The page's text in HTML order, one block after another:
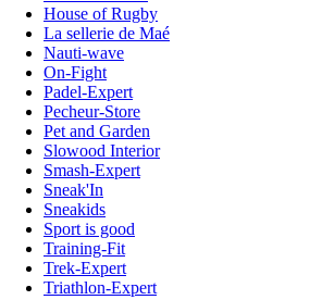
House of Rugby
La sellerie de Maé
Nauti-wave
On-Fight
Padel-Expert
Pecheur-Store
Pet and Garden
Slowood Interior
Smash-Expert
Sneak'In
Sneakids
Sport is good
Training-Fit
Trek-Expert
Triathlon-Expert